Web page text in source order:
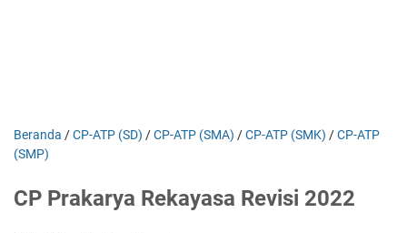
Beranda /CP-ATP (SD) /CP-ATP (SMA) /CP-ATP (SMK) /CP-ATP
(SMP)
CP Prakarya Rekayasa Revisi 2022